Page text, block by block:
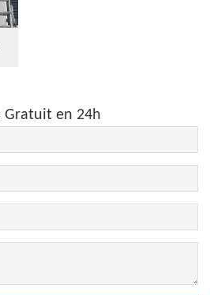
Gratuit en 24h